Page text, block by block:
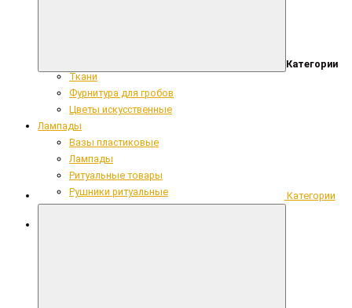
Категории
Категории
Ткани
Фурнитура для гробов
Цветы искусственные
Лампады
Вазы пластиковые
Лампады
Ритуальные товары
Рушники ритуальные
Таблички